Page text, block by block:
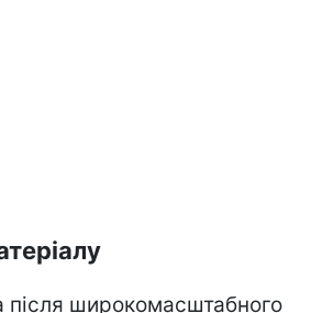
після широкомасштабного